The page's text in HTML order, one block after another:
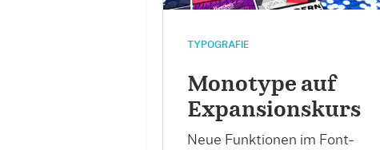
TYPOGRAFIE
Monotype auf
Expansionskurs
Neue Funktionen im Font-